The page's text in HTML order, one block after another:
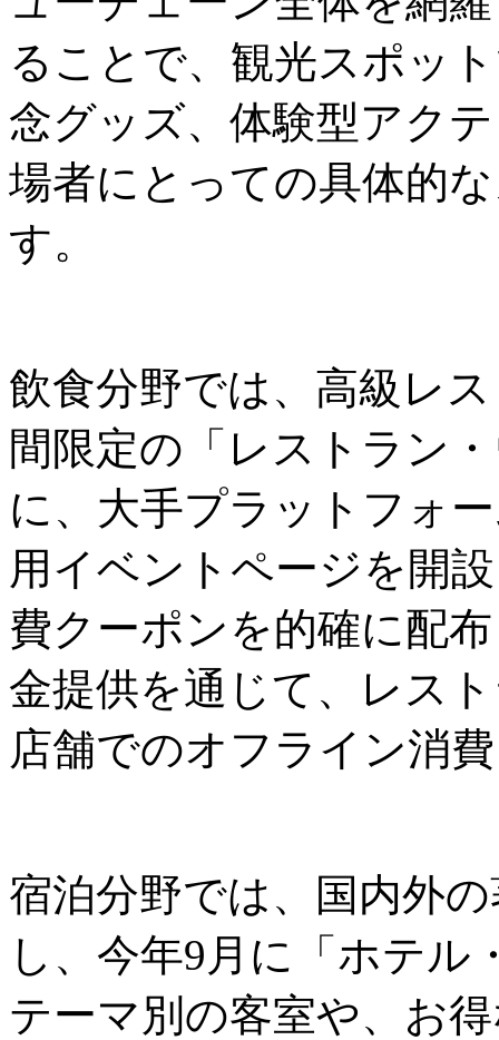
ることで、観光スポッ
念グッズ、体験型アク
場者にとっての具体的
す。
飲食分野では、高級レ
間限定の「レストラン
に、大手プラットフォ
用イベントページを開
費クーポンを的確に配
金提供を通じて、レス
店舗でのオフライン消
宿泊分野では、国内外
し、今年9月に「ホテル
テーマ別の客室や、お